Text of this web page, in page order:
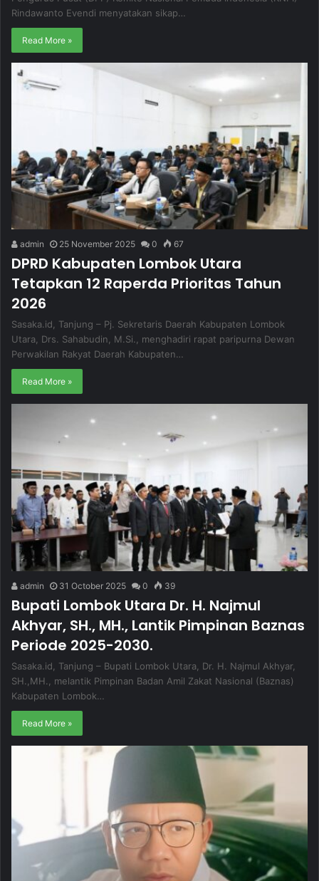
Rindawanto Evendi menyatakan sikap…
Read More »
admin 25 November 2025 0 67
DPRD Kabupaten Lombok Utara
Tetapkan 12 Raperda Prioritas Tahun
2026
Sasaka.id, Tanjung – Pj. Sekretaris Daerah Kabupaten Lombok
Utara, Drs. Sahabudin, M.Si., menghadiri rapat paripurna Dewan
Perwakilan Rakyat Daerah Kabupaten…
Read More »
admin 31 October 2025 0 39
Bupati Lombok Utara Dr. H. Najmul
Akhyar, SH., MH., Lantik Pimpinan Baznas
Periode 2025-2030.
Sasaka.id, Tanjung – Bupati Lombok Utara, Dr. H. Najmul Akhyar,
SH.,MH., melantik Pimpinan Badan Amil Zakat Nasional (Baznas)
Kabupaten Lombok…
Read More »